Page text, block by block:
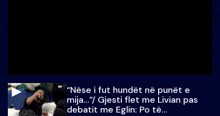
“Nëse i fut hundët në punët e
mija…”/ Gjesti flet me Livian pas
debatit me Eglin: Po të